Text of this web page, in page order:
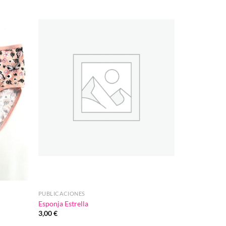
PUBLICACIONES
Esponja Estrella
3,00€